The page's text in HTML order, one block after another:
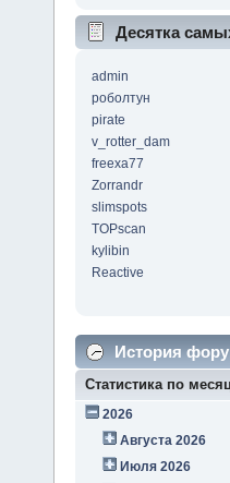
Десятка
admin
роболтун
pirate
v_rotter_dam
freexa77
Zorrandr
slimspots
TOPscan
kylibin
Reactive
История
Статистика по
2026
Августа 2026
Июля 2026